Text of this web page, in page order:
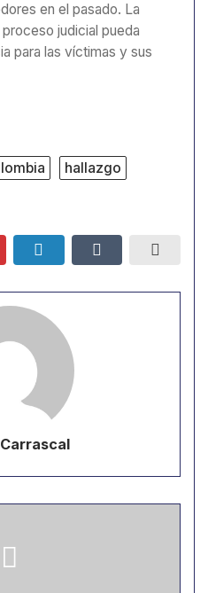
en el pasado. La
judicial pueda
para las víctimas y sus
hallazgo